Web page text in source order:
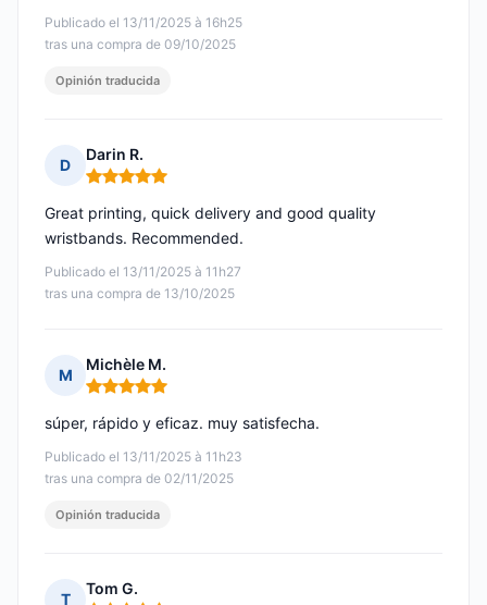
Publicado el 13/11/2025 à 16h25
tras una compra de 09/10/2025
Opinión traducida
D
Darin R.
Nota: 5 de 5
Publicado el 13/11/2025 à 11h27
tras una compra de 13/10/2025
Great printing, quick delivery and good quality
wristbands. Recommended.
M
Michèle M.
Nota: 5 de 5
Publicado el 13/11/2025 à 11h23
tras una compra de 02/11/2025
súper, rápido y eficaz. muy satisfecha.
Opinión traducida
T
Tom G.